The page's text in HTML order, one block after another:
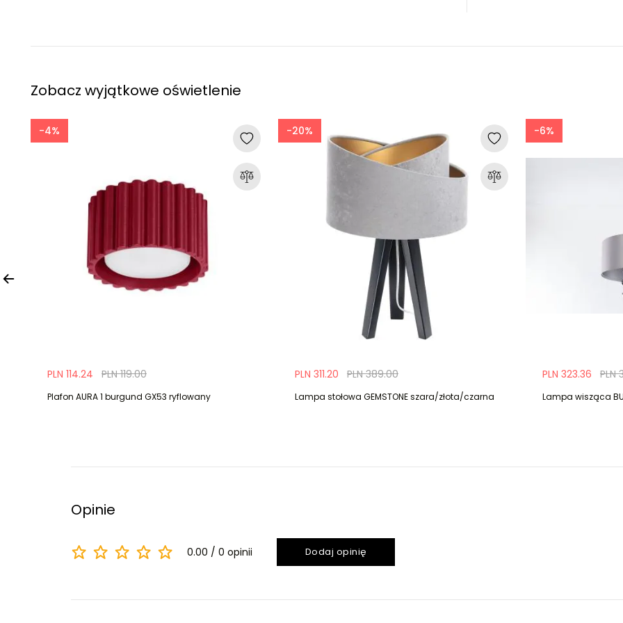
Zobacz wyjątkowe oświetlenie
-4%
PLN 119.00
PLN 114.24
Plafon AURA 1 burgund GX53 ryflowany
-20%
PLN 389.00
PLN 311.20
Lampa stołowa GEMSTONE szara/złota/czarna
-6%
PLN
PLN 323.36
Lampa wisząca
Opinie
0.00 0 opinii Dodaj opinię